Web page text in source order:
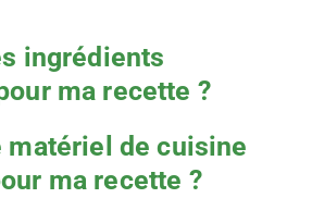
ingrédients
ma recette ?
matériel de cuisine
ma recette ?